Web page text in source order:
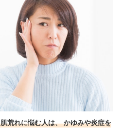
肌荒れに悩む人は、 かゆみや炎症を